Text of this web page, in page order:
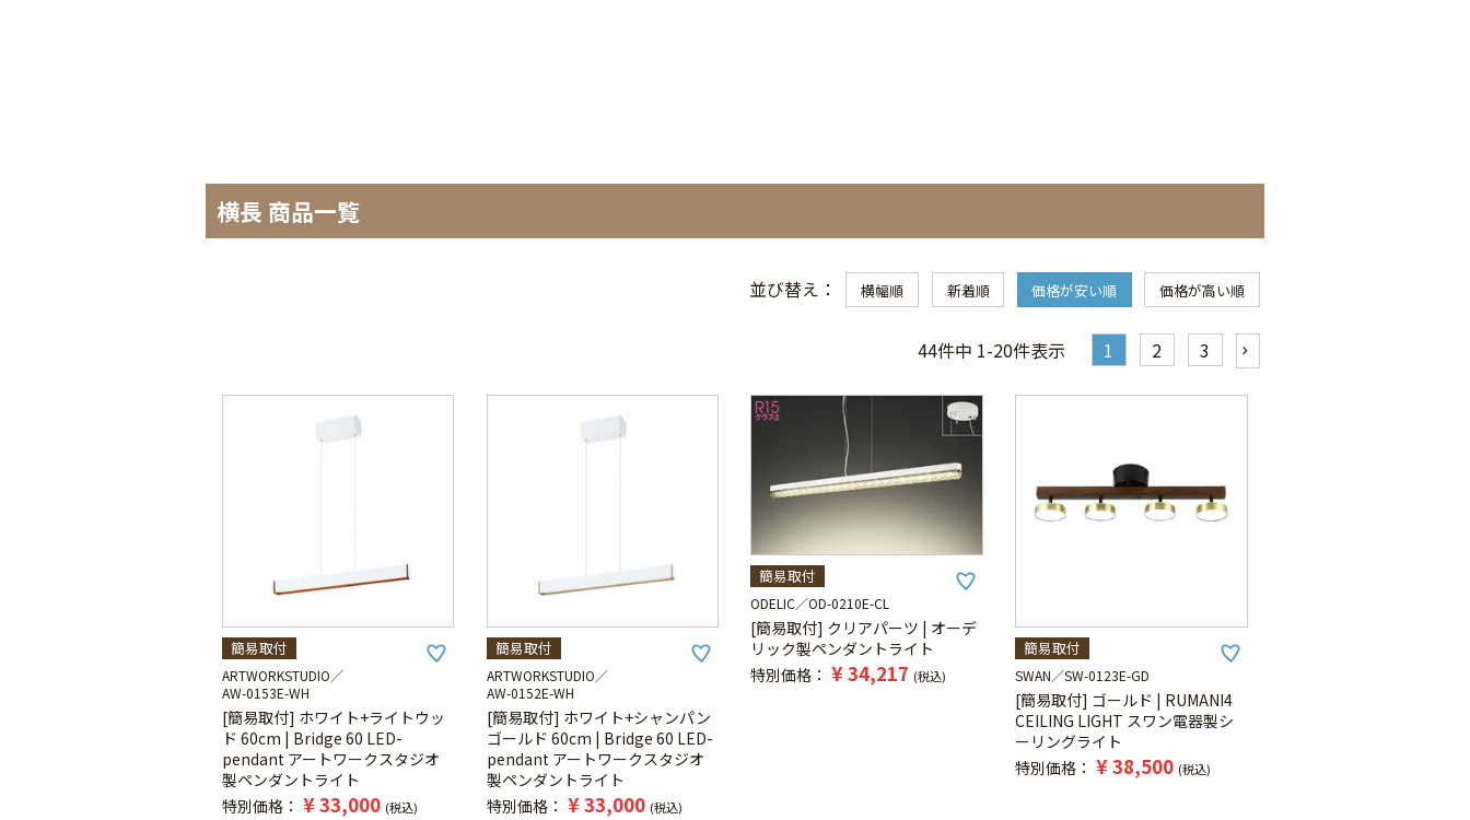
横長 商品一覧
並び替え 横幅順 新着順 価格が安い順 価格が高い順
44件中 1-20件表示 1 2 3
簡易取付
ARTWORKSTUDIO
AW-0153E-WH
[簡易取付] ホワイト+ライトウッ
ド 60cm | Bridge 60 LED-
pendant アートワークスタジオ
製ペンダントライト
特別価格
¥33,000 税込
簡易取付
ARTWORKSTUDIO
AW-0152E-WH
[簡易取付] ホワイト+シャンパン
ゴールド 60cm | Bridge 60 LED-
pendant アートワークスタジオ
製ペンダントライト
特別価格
¥33,000 税込
簡易取付
ODELIC OD-0210E-CL
[簡易取付] クリアパーツ | オーデ
リック製ペンダントライト
特別価格
¥34,217 税込
簡易取付
SWAN SW-0123E-GD
[簡易取付] ゴールド | RUMANI4
CEILING LIGHT スワン電器製シ
ーリングライト
特別価格
¥38,500 税込